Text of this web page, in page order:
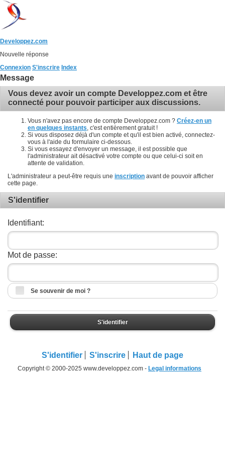
Developpez.com
Nouvelle réponse
Connexion S'inscrire Index
Message
Vous devez avoir un compte Developpez.com et être
connecté pour pouvoir participer aux discussions.
Vous n'avez pas encore de compte Developpez.com ? Créez-en un
en quelques instants , c'est entièrement gratuit !
Si vous disposez déjà d'un compte et qu'il est bien activé, connectez-
vous à l'aide du formulaire ci-dessous.
Si vous essayez d'envoyer un message, il est possible que
l'administrateur ait désactivé votre compte ou que celui-ci soit en
attente de validation.
L'administrateur a peut-être requis une inscription avant de pouvoir afficher
cette page.
S'identifier
Identifiant:
Mot de passe:
Se souvenir de moi ?
S'identifier
S'identifier S'inscrire Haut de page
Copyright © 2000-2025 www.developpez.com - Legal informations